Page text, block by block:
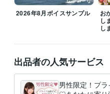
今月も皆様が笑顔になるお手伝い
すのでどうぞよろしくお願いいた
雑談からお悩みまでぜひお電話お
み笑顔になりますように(⁎ᵕᴗᵕ⁎)
8月もよろしくお願いいたします(
経験職種
2026年8月ボイスサンプル
お
し
し
出品者の人気サービス
男性限定！プ